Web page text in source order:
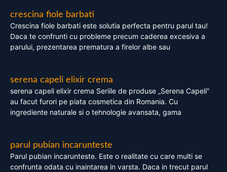
crescina fiole barbati
Crescina fiole barbati este solutia perfecta pentru parul tau!
Daca te confrunti cu probleme precum caderea excesiva a
parului, prezentarea prematura a firelor albe sau
serena capeli elixir crema
serena capeli elixir crema Seriile de produse „Serena Capeli”
au facut furori pe piata cosmetica din Romania. Cu
ingrediente naturale si o tehnologie avansata, gama
parul pubian incarunteste
Parul pubian incarunteste. Este o realitate cu care multi se
confrunta odata cu inaintarea in varsta. Daca in trecut parul